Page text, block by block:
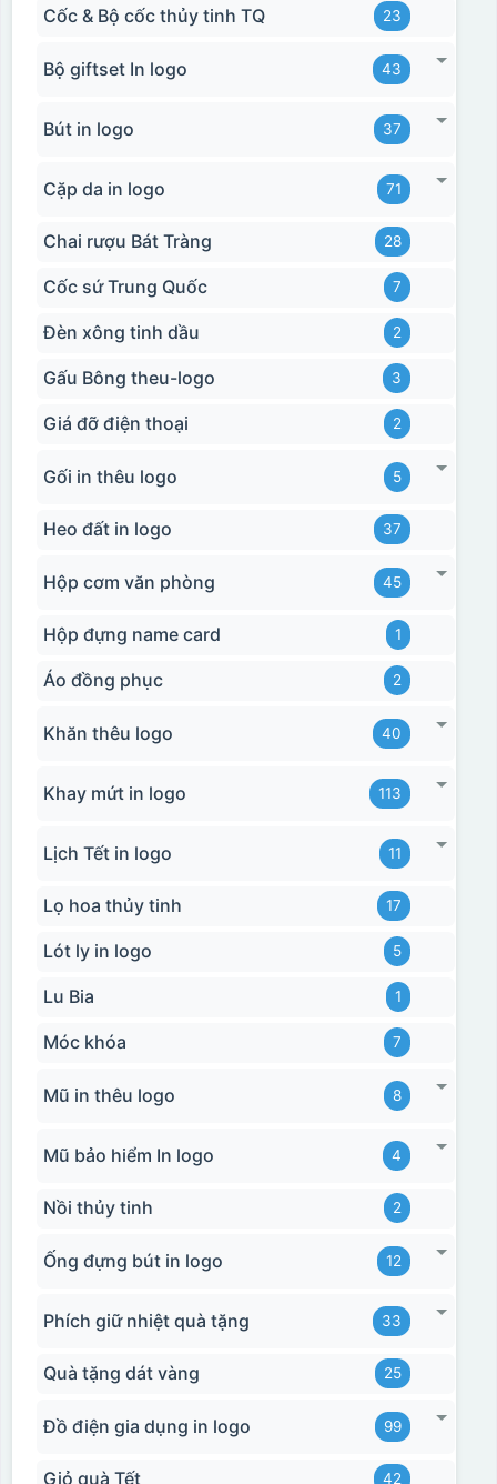
Cốc & Bộ cốc thủy tinh TQ 23
Bộ giftset In logo 43
Bút in logo 37
Cặp da in logo 71
Chai rượu Bát Tràng 28
Cốc sứ Trung Quốc 7
Đèn xông tinh dầu 2
Gấu Bông theu-logo 3
Giá đỡ điện thoại 2
Gối in thêu logo 5
Heo đất in logo 37
Hộp cơm văn phòng 45
Hộp đựng name card 1
Áo đồng phục 2
Khăn thêu logo 40
Khay mứt in logo 113
Lịch Tết in logo 11
Lọ hoa thủy tinh 17
Lót ly in logo 5
Lu Bia 1
Móc khóa 7
Mũ in thêu logo 8
Mũ bảo hiểm In logo 4
Nồi thủy tinh 2
Ống đựng bút in logo 12
Phích giữ nhiệt quà tặng 33
Quà tặng dát vàng 25
Đồ điện gia dụng in logo 99
Giỏ quà Tết 42